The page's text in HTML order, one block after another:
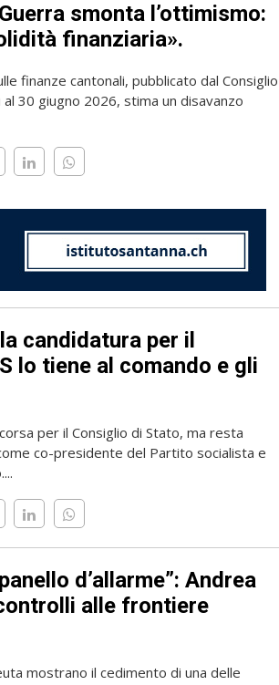
smonta l’ottimismo:
finanziaria».
finanze cantonali, pubblicato dal Consiglio
30 giugno 2026, stima un disavanzo
candidatura per il
lo tiene al comando e gli
per il Consiglio di Stato, ma resta
co-presidente del Partito socialista e
d’allarme”: Andrea
alle frontiere
mostrano il cedimento di una delle